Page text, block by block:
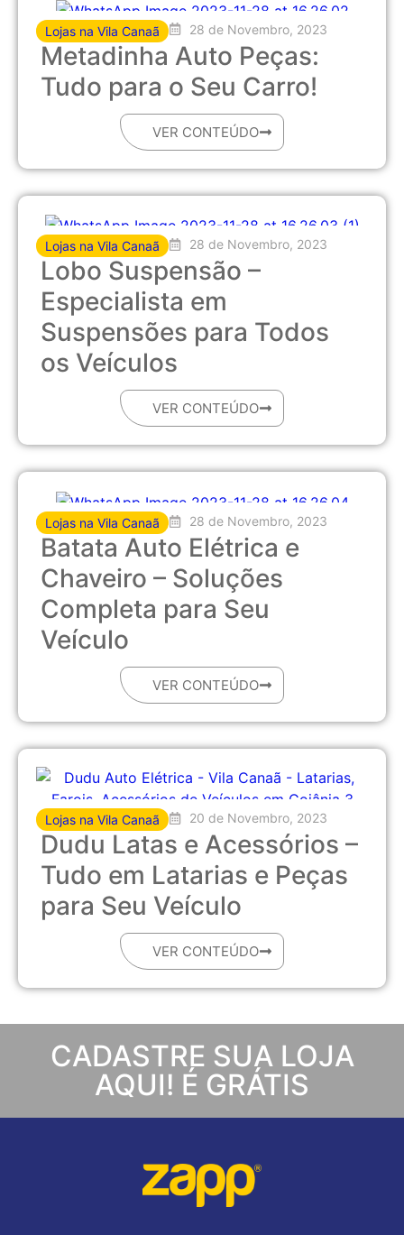
Lojas na Vila Canaã 28 de Novembro, 2023
Metadinha Auto Peças:
Tudo para o Seu Carro!
VER CONTEÚDO
Lojas na Vila Canaã 28 de Novembro, 2023
Lobo Suspensão –
Especialista em
Suspensões para Todos
os Veículos
VER CONTEÚDO
Lojas na Vila Canaã 28 de Novembro, 2023
Batata Auto Elétrica e
Chaveiro – Soluções
Completa para Seu
Veículo
VER CONTEÚDO
Lojas na Vila Canaã 20 de Novembro, 2023
Dudu Latas e Acessórios –
Tudo em Latarias e Peças
para Seu Veículo
VER CONTEÚDO
CADASTRE SUA LOJA
AQUI! É GRÁTIS